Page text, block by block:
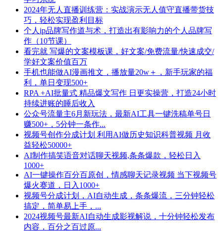
2024年无人直播训练营：实战演示无人值守直播带货技
巧，轻松实现盈利目标
个人ip品牌写作道与术，打造出有影响力的个人品牌写
作（10节课）
看完就 写爆的文案模板课，好文案/免费流量/快速成交/
学好文案价值百万
手机也能做AI漫画推文，播放量20w＋，新手玩家的福
利，单日变现500+
RPA +AI批量式 精品爆文写作 日更实操营，打造24小时
持续进账的睡后收入
公众号流量主6月新玩法，最新AI工具一键洗稿单号日
赚500+，5分钟一条作...
视频号创作分成计划 利用AI做历史知识科普视频 月收
益轻松50000+
AI制作搞笑语音对话聊天视频,条条爆款，轻松日入
1000+
AI一键操作百分百原创，情感聊天记录视频 当下视频号
爆火赛道，日入1000+
视频号分成计划，AI自动生成，条条爆流，三分钟轻松
搞定，简单易上手，...
2024视频号最新AI自动生成影视解说，十分钟轻松发布
内容，百分之百过原...